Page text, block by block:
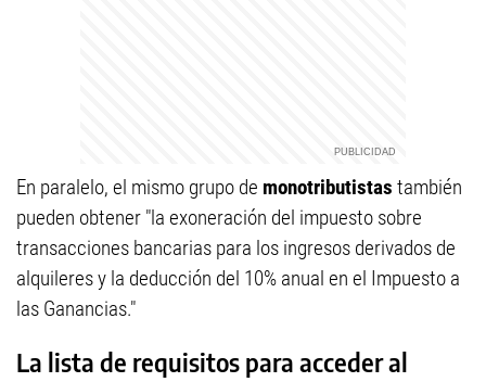
En paralelo, el mismo grupo de monotributistas también
pueden obtener "la exoneración del impuesto sobre
transacciones bancarias para los ingresos derivados de
alquileres y la deducción del 10% anual en el Impuesto a
las Ganancias."
La lista de requisitos para acceder al